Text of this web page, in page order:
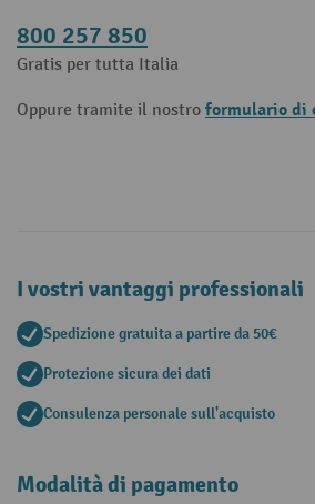
800 257 850
Gratis per tutta Italia
Oppure tramite il nostro formulario di
I vostri vantaggi professionali
Spedizione gratuita a partire da 50€
Protezione sicura dei dati
Consulenza personale sull'acquisto
Modalità di pagamento